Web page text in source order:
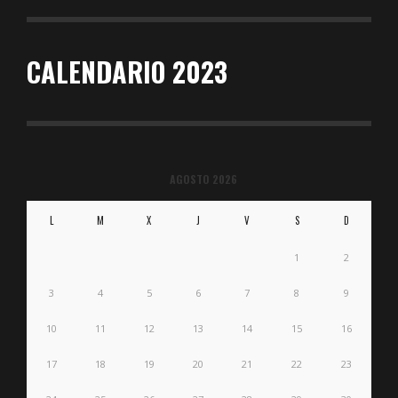
CALENDARIO 2023
AGOSTO 2026
L M X J V S D
1 2
3 4 5 6 7 8 9
10 11 12 13 14 15 16
17 18 19 20 21 22 23